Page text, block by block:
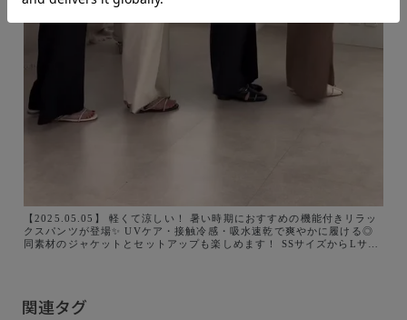
【2025.05.05】 軽くて涼しい！ 暑い時期におすすめの機能付きリラッ
クスパンツが登場✨ UVケア・接触冷感・吸水速乾で爽やかに履ける◎
同素材のジャケットとセットアップも楽しめます！ SSサイズからLサイ
感・吸水速乾 ¥7,909 (税込) 品番:BVV36200
関連タグ